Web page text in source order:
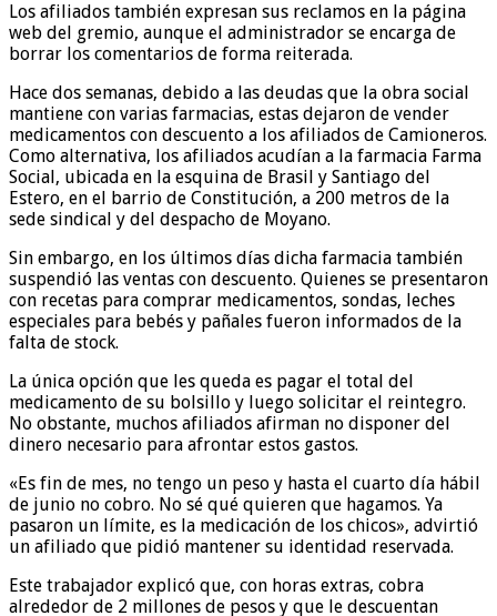
Los afiliados también expresan sus reclamos en la página
web del gremio, aunque el administrador se encarga de
borrar los comentarios de forma reiterada.
Hace dos semanas, debido a las deudas que la obra social
mantiene con varias farmacias, estas dejaron de vender
medicamentos con descuento a los afiliados de Camioneros.
Como alternativa, los afiliados acudían a la farmacia Farma
Social, ubicada en la esquina de Brasil y Santiago del
Estero, en el barrio de Constitución, a 200 metros de la
sede sindical y del despacho de Moyano.
Sin embargo, en los últimos días dicha farmacia también
suspendió las ventas con descuento. Quienes se presentaron
con recetas para comprar medicamentos, sondas, leches
especiales para bebés y pañales fueron informados de la
falta de stock.
La única opción que les queda es pagar el total del
medicamento de su bolsillo y luego solicitar el reintegro.
No obstante, muchos afiliados afirman no disponer del
dinero necesario para afrontar estos gastos.
«Es fin de mes, no tengo un peso y hasta el cuarto día hábil
de junio no cobro. No sé qué quieren que hagamos. Ya
pasaron un límite, es la medicación de los chicos», advirtió
un afiliado que pidió mantener su identidad reservada.
Este trabajador explicó que, con horas extras, cobra
alrededor de 2 millones de pesos y que le descuentan